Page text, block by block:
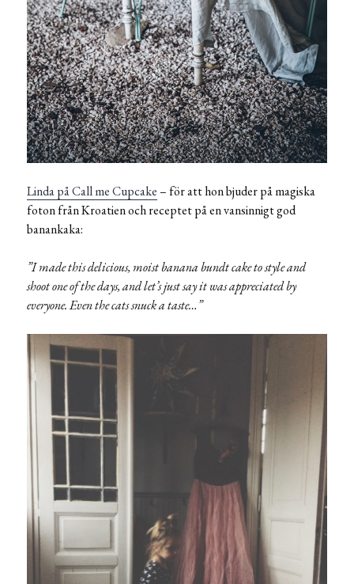
Linda på Call me Cupcake– för att hon bjuder på magiska
foton från Kroatien och receptet på en vansinnigt god
banankaka:
”I made this delicious, moist banana bundt cake to style and
shoot one of the days, and let’s just say it was appreciated by
everyone. Even the cats snuck a taste…”